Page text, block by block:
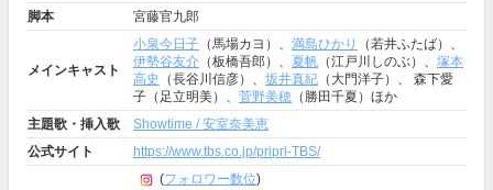
脚本
宮藤官九郎
メインキャスト
小泉今日子 （馬場カヨ）、 満島ひかり
（若井ふたば）、
伊勢谷友介 （板橋吾郎）、 夏帆 （江戸川しのぶ）、 塚本
高史
（長谷川信彦）、 坂井真紀 （大門洋子）、 森下愛
子（足立明美）、 菅野美穂 （勝田千夏）ほか
主題歌・挿入歌
Showtime / 安室奈美恵
公式サイト
https://www.tbs.co.jp/pripri-TBS/
(フォロワー数位)